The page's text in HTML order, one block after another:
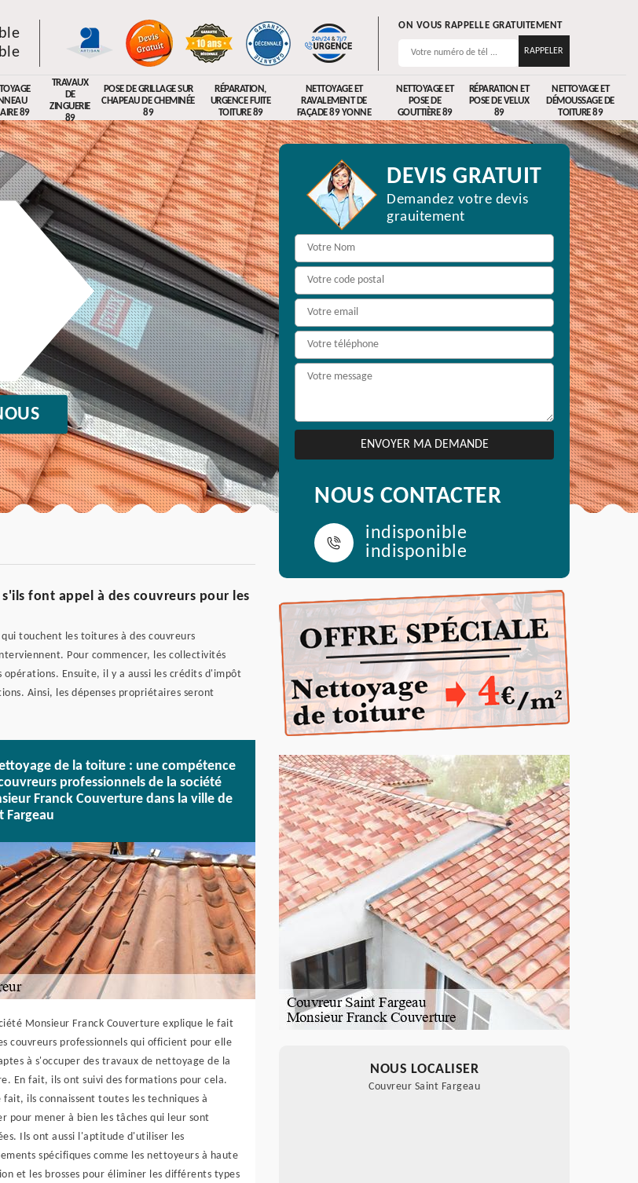
ON VOUS RAPPELLE GRATUITEMENT
89
TRAVAUX
DE
ZINGUERIE
89
POSE DE GRILLAGE SUR
CHAPEAU DE CHEMINÉE
89
RÉPARATION,
URGENCE FUITE
TOITURE 89
NETTOYAGE ET
RAVALEMENT DE
FAÇADE 89 YONNE
NETTOYAGE ET
POSE DE
GOUTTIÈRE 89
RÉPARATION ET
POSE DE VELUX
89
NETTOYAGE ET
DÉMOUSSAGE DE
TOITURE 89
font appel à des couvreurs pour les
touchent les toitures à des couvreurs
Pour commencer, les collectivités
Ensuite, il y a aussi les crédits d'impôt
Ainsi, les dépenses propriétaires seront
de la toiture : une compétence
professionnels de la société
Franck Couverture dans la ville de
Fargeau
Monsieur Franck Couverture explique le fait
couvreurs professionnels qui officient pour elle
à s'occuper des travaux de nettoyage de la
En fait, ils ont suivi des formations pour cela.
fait, ils connaissent toutes les techniques à
pour mener à bien les tâches qui leur sont
Ils ont aussi l'aptitude d'utiliser les
spécifiques comme les nettoyeurs à haute
et les brosses pour éliminer les différents types
DEVIS GRATUIT
Demandez votre devis
grauitement
NOUS CONTACTER
indisponible
indisponible
NOUS LOCALISER
Couvreur Saint Fargeau